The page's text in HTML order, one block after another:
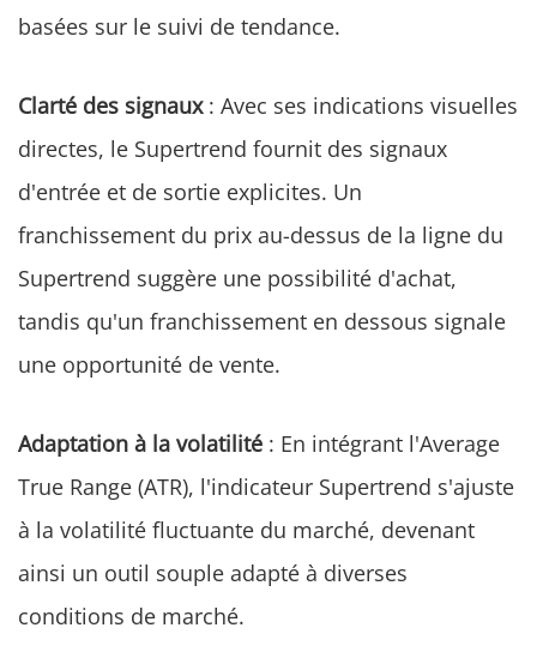
basées sur le suivi de tendance.
Clarté des signaux: Avec ses indications visuelles
directes, le Supertrend fournit des signaux
d'entrée et de sortie explicites. Un
franchissement du prix au-dessus de la ligne du
Supertrend suggère une possibilité d'achat,
tandis qu'un franchissement en dessous signale
une opportunité de vente.
Adaptation à la volatilité : En intégrant l'Average
True Range (ATR), l'indicateur Supertrend s'ajuste
à la volatilité fluctuante du marché, devenant
ainsi un outil souple adapté à diverses
conditions de marché.